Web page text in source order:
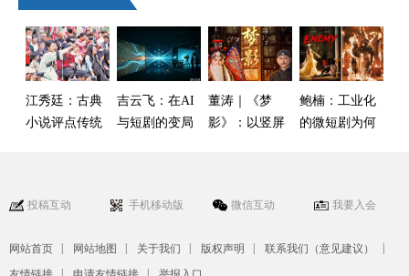
江秀廷：古典
小说评点传统
吉云飞：在AI
与短剧的变局
董涛｜《梦
影》：以竖屏
鲍楠：工业化
的微短剧为何
投稿互动 手机移动版 微信互动 我要入会
网站首页 | 网站地图 | 关于我们 | 版权声明 | 联系我们（意见建议） |
| |